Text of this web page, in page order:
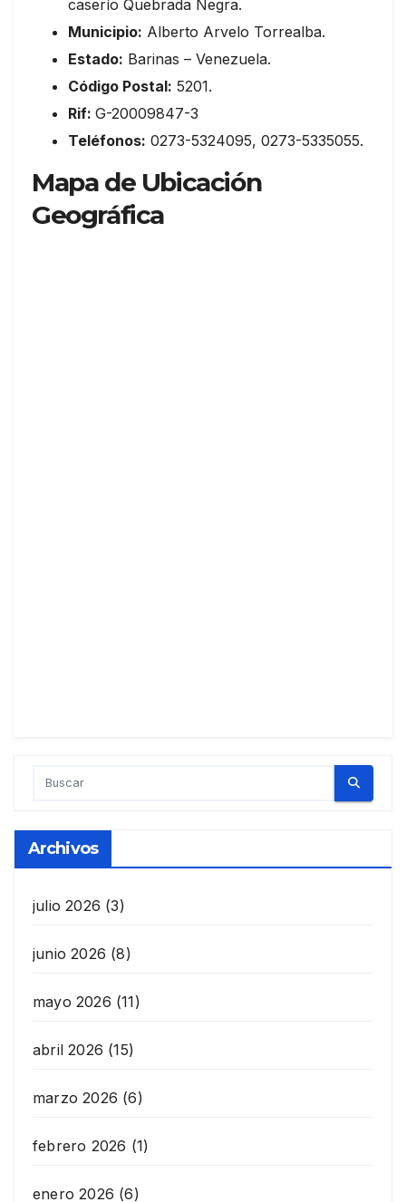
caserío Quebrada Negra.
Municipio: Alberto Arvelo Torrealba.
Estado: Barinas – Venezuela.
Código Postal: 5201.
Rif: G-20009847-3
Teléfonos: 0273-5324095, 0273-5335055.
Mapa de Ubicación
Geográfica
Archivos
julio 2026 (3)
junio 2026 (8)
mayo 2026 (11)
abril 2026 (15)
marzo 2026 (6)
febrero 2026 (1)
enero 2026 (6)